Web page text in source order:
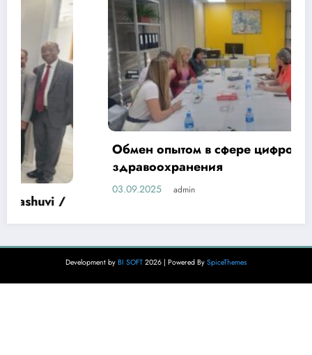
Обмен опытом в сфере цифровизации
здравоохранения
admin
Development by BI SOFT 2026 | Powered By SpiceThemes